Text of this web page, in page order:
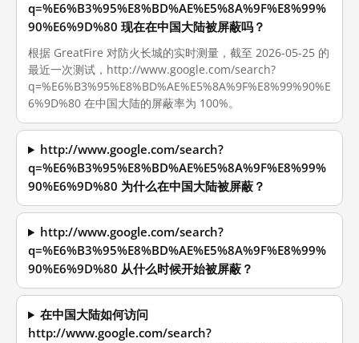
q=%E6%B3%95%E8%BD%AE%E5%8A%9F%E8%99%
90%E6%9D%80 现在在中国大陆被屏蔽吗？
根据 GreatFire 对防火长城的实时测量，截至 2026-05-25 的
最近一次测试，http://www.google.com/search?
q=%E6%B3%95%E8%BD%AE%E5%8A%9F%E8%99%90%E
6%9D%80 在中国大陆的屏蔽率为 100%。
http://www.google.com/search?
q=%E6%B3%95%E8%BD%AE%E5%8A%9F%E8%99%
90%E6%9D%80 为什么在中国大陆被屏蔽？
http://www.google.com/search?
q=%E6%B3%95%E8%BD%AE%E5%8A%9F%E8%99%
90%E6%9D%80 从什么时候开始被屏蔽？
在中国大陆如何访问
http://www.google.com/search?